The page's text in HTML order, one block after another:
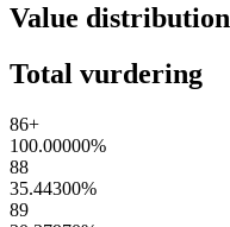
Value distribution
Total vurdering
86+
100.00000%
88
35.44300%
89